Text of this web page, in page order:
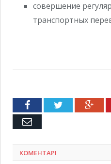
совершение
транспортных
FacebookTwitter
Емейл
КОМЕНТАРІ